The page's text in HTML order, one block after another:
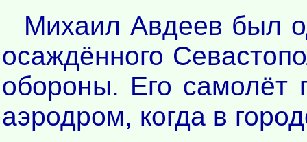
Михаил Авдеев был
осаждённого
обороны. Его самолёт
аэродром, когда в